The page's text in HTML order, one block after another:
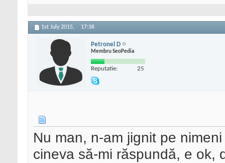
1st July 2015, 17:36
Petronel D
Membru SeoPedia
Reputatie: 25
Nu man, n-am jignit pe
cineva să-mi răspundă, e